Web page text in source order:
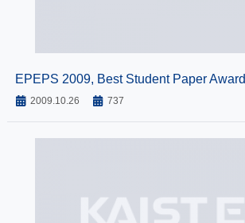
EPEPS 2009, Best Student Paper Award
2009.10.26 737